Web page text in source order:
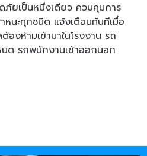
ภัยเป็นหนึ่งเดียว ควบคุมการ
นะทุกชนิด แจ้งเตือนทันทีเมื่อ
งห้ามเข้ามาในโรงงาน รถ
ด รถพนักงานเข้าออกนอก